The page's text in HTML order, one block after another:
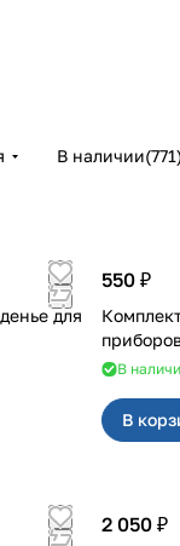
В наличии(771)
для
550 ₽
В
В
2 050 ₽